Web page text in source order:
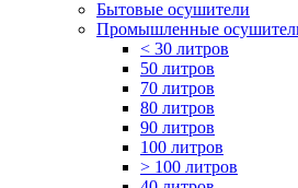
Бытовые осушители
Промышленные
< 30 литров
50 литров
70 литров
80 литров
90 литров
100 литров
> 100 литров